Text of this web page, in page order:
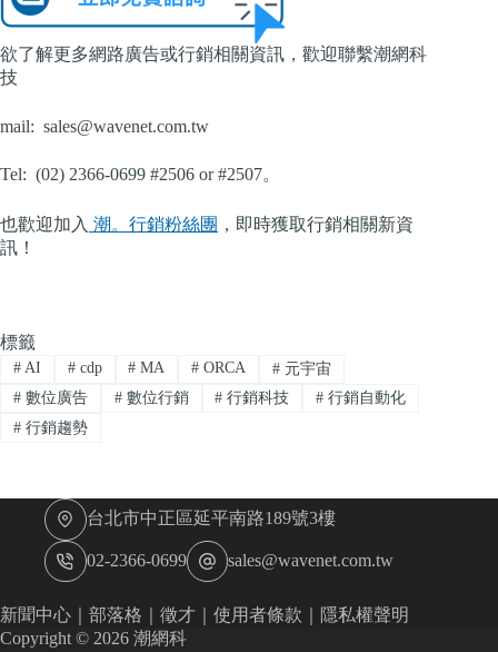
欲了解更多網路廣告或行銷相關資訊，歡迎聯繫潮網科
技
mail: sales@wavenet.com.tw
Tel: (02) 2366-0699 #2506 or #2507。
也歡迎加入 潮。行銷粉絲團 ，即時獲取行銷相關新資
訊！
標籤
#AI #cdp # MA # ORCA # 元宇宙
#數位廣告 #數位行銷 # 行銷科技 # 行銷自動化
#行銷趨勢
台北市中正區延平南路189號3樓
02-2366-0699 sales@wavenet.com.tw
新聞中心 部落格 徵才 使用者條款
隱私權聲明
Copyright © 2026 潮網科